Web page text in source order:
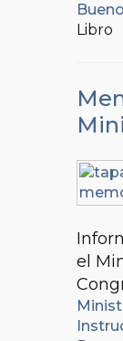
Libro
el